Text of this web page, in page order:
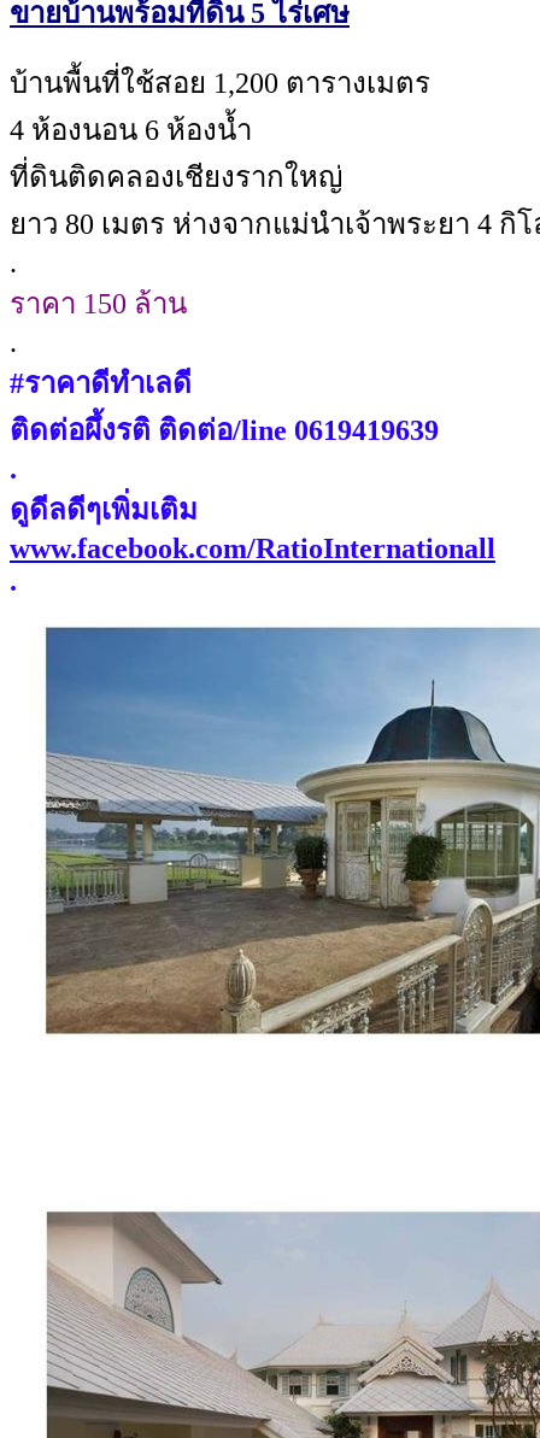
ขายบ้านพร้อมที่ดิน 5 ไร่เศษ
บ้านพื้นที่ใช้สอย 1,200 ตารางเมตร
4 ห้องนอน 6 ห้องน้ำ
ที่ดินติดคลองเชียงรากใหญ่
ยาว 80 เมตร ห่างจากแม่นำเจ้าพระยา 4 กิ
.
ราคา 150 ล้าน
.
#ราคาดีทำเลดี
ติดต่อผึ้งรติ ติดต่อ/line 0619419639
.
ดูดีลดีๆเพิ่มเติม
www.facebook.com/RatioInternationall
.